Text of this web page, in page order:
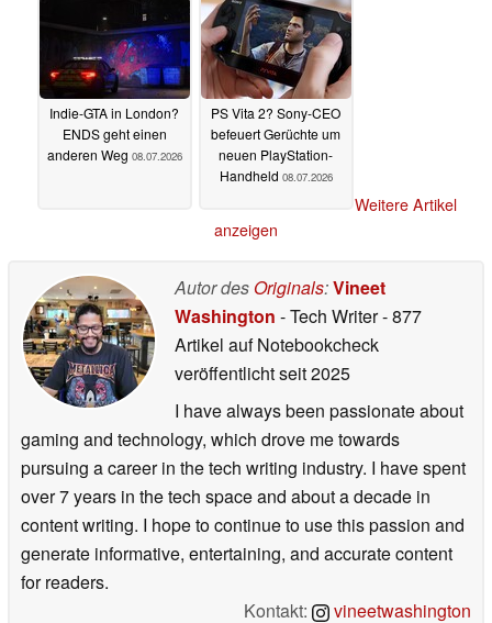
Indie-GTA in London?
ENDS geht einen
anderen Weg 08.07.2026
PS Vita 2? Sony-CEO
befeuert Gerüchte um
neuen PlayStation-
Handheld 08.07.2026
Weitere Artikel
anzeigen
Autor des Originals:Vineet
Washington - Tech Writer- 877
Artikel auf Notebookcheck
veröffentlichtseit 2025
I have always been passionate about
gaming and technology, which drove me towards
pursuing a career in the tech writing industry. I have spent
over 7 years in the tech space and about a decade in
content writing. I hope to continue to use this passion and
generate informative, entertaining, and accurate content
for readers.
Kontakt:
vineetwashington